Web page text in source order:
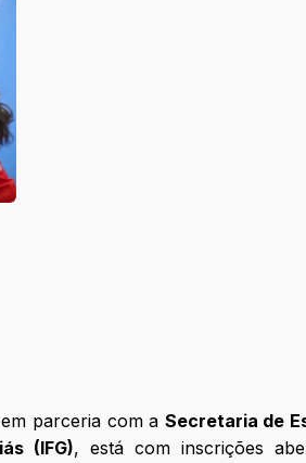
parceria com a Secretaria de
(IFG), está com inscrições